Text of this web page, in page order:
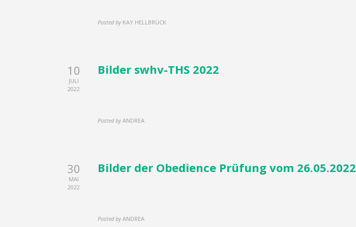
Posted by KAY HELLBRÜCK
10
JULI
2022
Bilder swhv-THS 2022
Posted by ANDREA
30
MAI
2022
Bilder der Obedience Prüfung vom 26.05.2022
Posted by ANDREA